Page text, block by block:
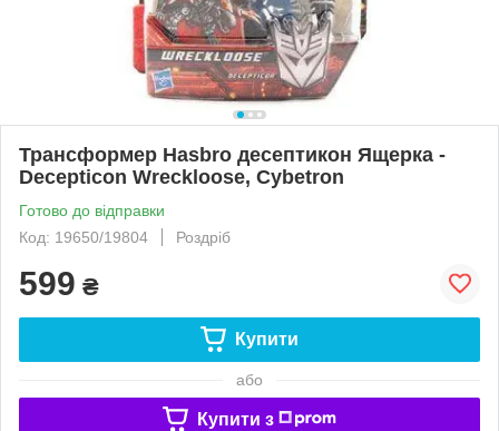
Трансформер Hasbro десептикон Ящерка -
Decepticon Wreckloose, Cybetron
Готово до відправки
Код: 19650/19804
Роздріб
599 ₴
Купити
або
Купити з